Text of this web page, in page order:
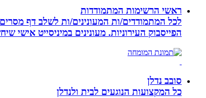
ראשי הרשימות המתמודדות
לכל המתמודדים/ות המעונינים/ות לשלב דף
הפייסבוק העירוניות. מעונינים במיניסייט אישי שיחשוף את כל הקמפיין
סובב נדלן
כל המקצועות הנוגעים לבית ולנדלן